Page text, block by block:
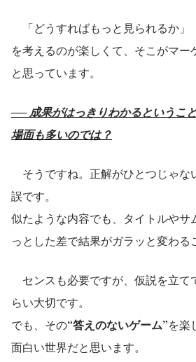
「どうすればもっと見られるか」
を考えるのが楽しくて、そこがマ
と思っています。
── 成果がはっきりわかるというこ
場面も多いのでは？
そうですね。正解がひとつじゃな
誤です。
似たような内容でも、タイトルやサ
っとした差で結果がガラッと変わる
センスも必要ですが、仮説を立て
らい大切です。
でも、その“答えのないゲーム”を楽
面白い世界だと思います。